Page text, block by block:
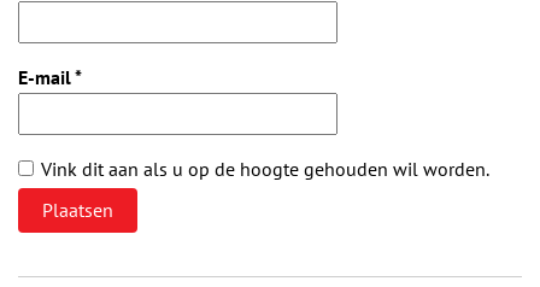
E-mail*
Vink dit aan als u op de hoogte gehouden wil worden.